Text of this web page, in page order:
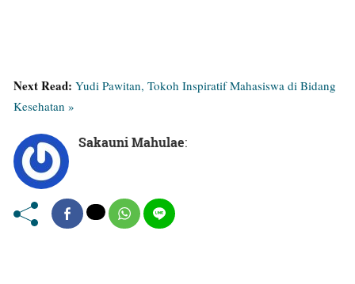
Next Read: Yudi Pawitan, Tokoh Inspiratif Mahasiswa di Bidang
Kesehatan »
Sakauni Mahulae: